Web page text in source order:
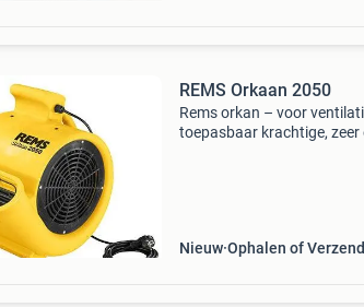
REMS Orkaan 2050
Rems orkan – voor
toepasbaar krachtige, zeer
Nieuw Ophalen of